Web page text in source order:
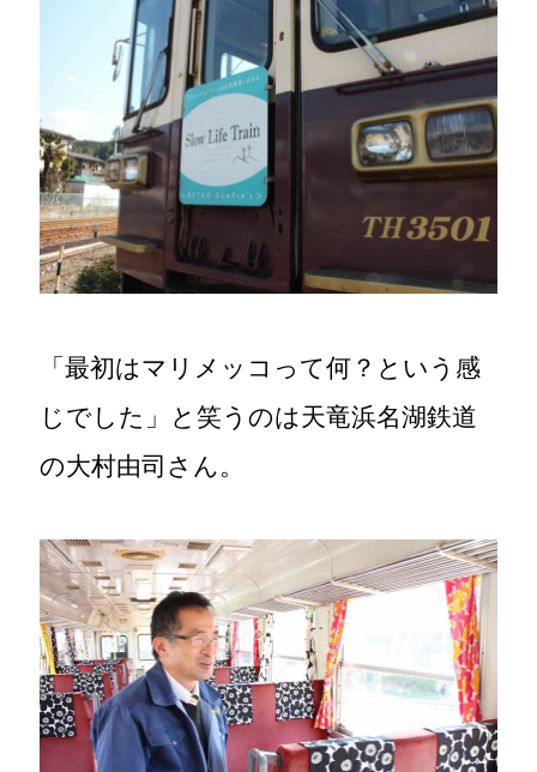
「最初はマリメッコって何？という感
じでした」と笑うのは天竜浜名湖鉄道
の大村由司さん。